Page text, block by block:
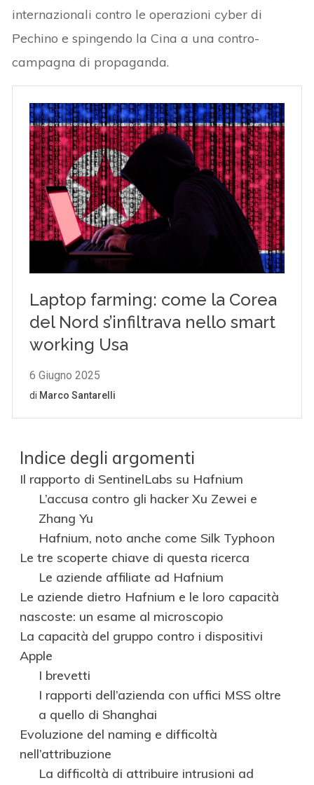
internazionali contro le operazioni cyber di
Pechino e spingendo la Cina a una contro-
campagna di propaganda.
Indice degli argomenti
Il rapporto di SentinelLabs su Hafnium
L’accusa contro gli hacker Xu Zewei e
Zhang Yu
Hafnium, noto anche come Silk Typhoon
Le tre scoperte chiave di questa ricerca
Le aziende affiliate ad Hafnium
Le aziende dietro Hafnium e le loro capacità
nascoste: un esame al microscopio
La capacità del gruppo contro i dispositivi
Apple
I brevetti
I rapporti dell’azienda con uffici MSS oltre
a quello di Shanghai
Evoluzione del naming e difficoltà
nell’attribuzione
La difficoltà di attribuire intrusioni ad